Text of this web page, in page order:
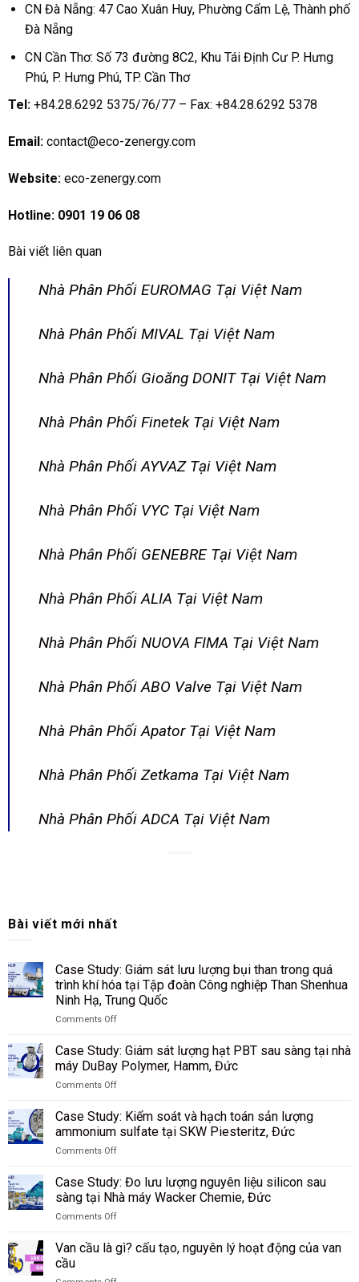
CN Đà Nẵng: 47 Cao Xuân Huy, Phường Cẩm Lệ, Thành phố
Đà Nẵng
CN Cần Thơ: Số 73 đường 8C2, Khu Tái Định Cư P. Hưng
Phú, P. Hưng Phú, TP. Cần Thơ
Tel: +84.28.6292 5375/76/77 – Fax: +84.28.6292 5378
Email: contact@eco-zenergy.com
Website: eco-zenergy.com
Hotline: 0901 19 06 08
Bài viết liên quan
Nhà Phân Phối EUROMAG Tại Việt Nam
Nhà Phân Phối MIVAL Tại Việt Nam
Nhà Phân Phối Gioăng DONIT Tại Việt Nam
Nhà Phân Phối Finetek Tại Việt Nam
Nhà Phân Phối AYVAZ Tại Việt Nam
Nhà Phân Phối VYC Tại Việt Nam
Nhà Phân Phối GENEBRE Tại Việt Nam
Nhà Phân Phối ALIA Tại Việt Nam
Nhà Phân Phối NUOVA FIMA Tại Việt Nam
Nhà Phân Phối ABO Valve Tại Việt Nam
Nhà Phân Phối Apator Tại Việt Nam
Nhà Phân Phối Zetkama Tại Việt Nam
Nhà Phân Phối ADCA Tại Việt Nam
Bài viết mới nhất
Case Study: Giám sát lưu lượng bụi than trong quá
trình khí hóa tại Tập đoàn Công nghiệp Than Shenhua
Ninh Hạ, Trung Quốc
Comments Off
Case
Study:
Giám
sát
lượng
bụi
trong
trình
khí
đoàn
Công
nghiệp
Case Study: Giám sát lượng hạt PBT sau sàng tại nhà
máy DuBay Polymer, Hamm, Đức
Comments Off
Case
Giám
sát
hạt
PBT
sàng
nhà
máy
Case Study: Kiểm soát và hạch toán sản lượng
ammonium sulfate tại SKW Piesteritz, Đức
Comments Off
Case
Study:
Kiểm
soát
hạch
toán
Case Study: Đo lưu lượng nguyên liệu silicon sau
sàng tại Nhà máy Wacker Chemie, Đức
Comments Off
Case
Study:
Đo
Van cầu là gì? cấu tạo, nguyên lý hoạt động của van
cầu